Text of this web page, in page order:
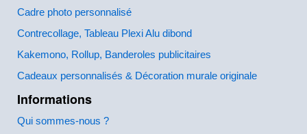
Cadre photo personnalisé
Contrecollage, Tableau Plexi Alu dibond
Kakemono, Rollup, Banderoles publicitaires
Cadeaux personnalisés & Décoration murale originale
Informations
Qui sommes-nous ?